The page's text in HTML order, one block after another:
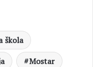
škola
Mostar